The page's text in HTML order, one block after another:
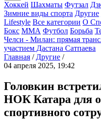
Хоккей Шахматы Футзал
Зимние виды спорта Другие
Lifestyle Все категории О
Бокс ММА Футбол Борьба
Челси - Милан: прямая
участием Дастана Сатпаева
Главная / Другие /
04 апреля 2025, 19:42
Головкин
НОК Катара для
спортивного